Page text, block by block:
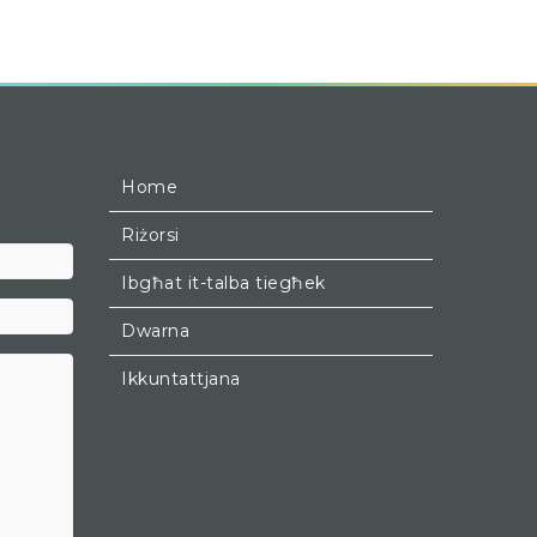
Kunjom
Home
Riżorsi
Ibgħat it-talba tiegħek
Dwarna
Ikkuntattjana